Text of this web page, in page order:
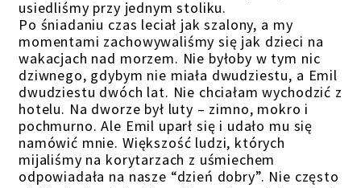
usiedliśmy przy jednym stoliku.
Po śniadaniu czas leciał jak szalony, a my
momentami zachowywaliśmy się jak dzieci na
wakacjach nad morzem. Nie byłoby w tym nic
dziwnego, gdybym nie miała dwudziestu, a Emil
dwudziestu dwóch lat. Nie chciałam wychodzić z
hotelu. Na dworze był luty – zimno, mokro i
pochmurno. Ale Emil uparł się i udało mu się
namówić mnie. Większość ludzi, których
mijaliśmy na korytarzach z uśmiechem
odpowiadała na nasze “dzień dobry”. Nie często